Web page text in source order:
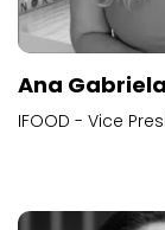
Ana
IFOOD - Vice